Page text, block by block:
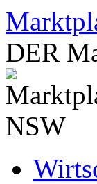
Zum
Inhalt
springen
DER